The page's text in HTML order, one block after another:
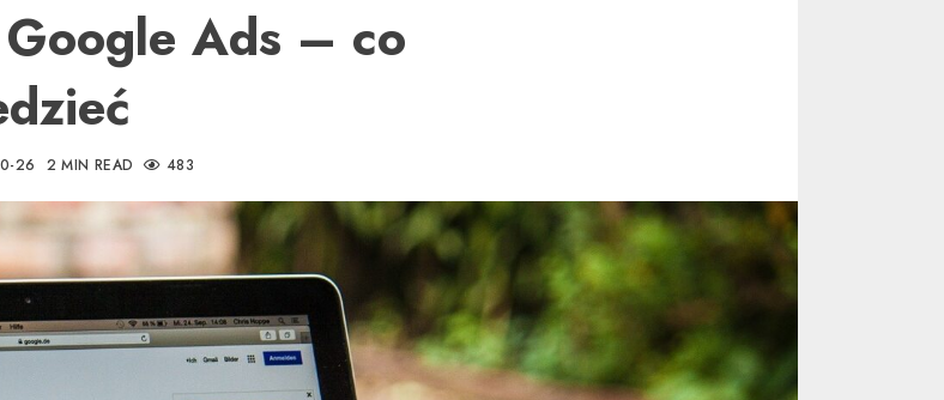
Ads – co
26 2 MIN READ 483